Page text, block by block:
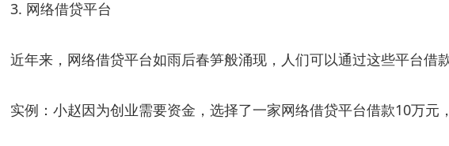
3. 网络借贷平台
近年来，网络借贷平台如雨后春笋般涌现，人们可以通过这些平台借
实例：小赵因为创业需要资金，选择了一家网络借贷平台借款10万元